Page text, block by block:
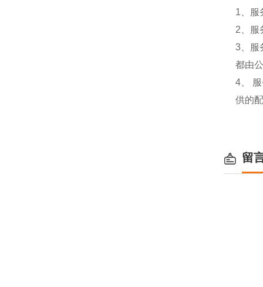
1、服
2、服
3、服
都由
4、
供的
留